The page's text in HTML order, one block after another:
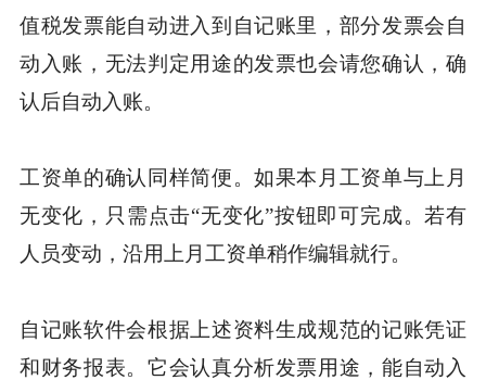
值税发票能自动进入到自记账里，部分发票会自
动入账，无法判定用途的发票也会请您确认，确
认后自动入账。
工资单的确认同样简便。如果本月工资单与上月
无变化，只需点击“无变化”按钮即可完成。若有
人员变动，沿用上月工资单稍作编辑就行。
自记账软件会根据上述资料生成规范的记账凭证
和财务报表。它会认真分析发票用途，能自动入